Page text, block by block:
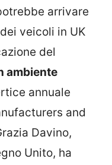
arrivare
veicoli in UK
del
ambiente
annuale
and
Davino,
Unito, ha